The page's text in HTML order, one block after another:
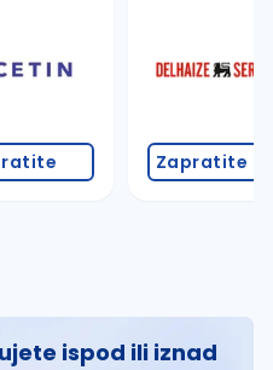
Zapratite
ispod ili iznad